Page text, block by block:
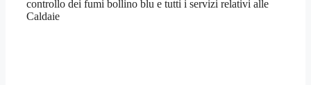
controllo dei fumi bollino blu e tutti i servizi relativi alle
Caldaie